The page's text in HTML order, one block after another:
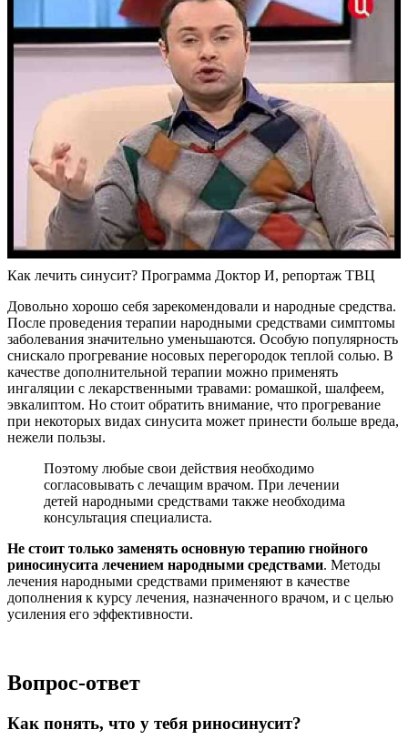
Как лечить синусит? Программа Доктор И, репортаж ТВЦ
Довольно хорошо себя зарекомендовали и народные средства.
После проведения терапии народными средствами симптомы
заболевания значительно уменьшаются. Особую популярность
снискало прогревание носовых перегородок теплой солью. В
качестве дополнительной терапии можно применять
ингаляции с лекарственными травами: ромашкой, шалфеем,
эвкалиптом. Но стоит обратить внимание, что прогревание
при некоторых видах синусита может принести больше вреда,
нежели пользы.
Поэтому любые свои действия необходимо
согласовывать с лечащим врачом. При лечении
детей народными средствами также необходима
консультация специалиста.
Не стоит только заменять основную терапию гнойного
риносинусита лечением народными средствами. Методы
лечения народными средствами применяют в качестве
дополнения к курсу лечения, назначенного врачом, и с целью
усиления его эффективности.
Вопрос-ответ
Как понять, что у тебя риносинусит?